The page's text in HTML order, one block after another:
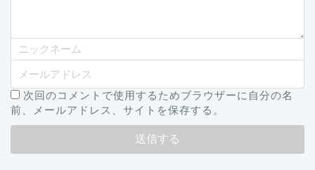
次回のコメントで使用するためブラウザーに自分の名
前、メールアドレス、サイトを保存する。